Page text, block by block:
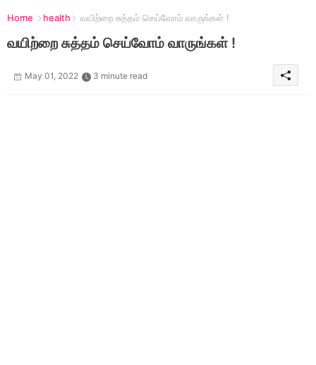
Home health வயிற்றை சுத்தம் செய்வோம் வாருங்கள் !
வயிற்றை சுத்தம் செய்வோம் வாருங்கள் !
May 01, 2022 3 minute read